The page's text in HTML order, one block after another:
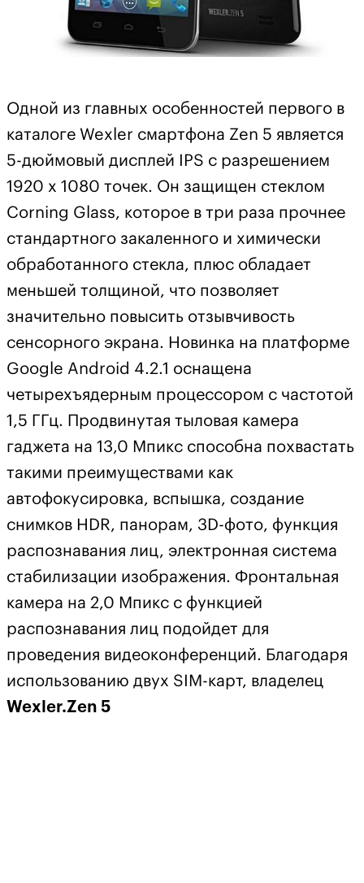
Одной из главных особенностей первого в
каталоге Wexler смартфона Zen 5 является
5-дюймовый дисплей IPS с разрешением
1920 х 1080 точек. Он защищен стеклом
Corning Glass, которое в три раза прочнее
стандартного закаленного и химически
обработанного стекла, плюс обладает
меньшей толщиной, что позволяет
значительно повысить отзывчивость
сенсорного экрана. Новинка на платформе
Google Android 4.2.1 оснащена
четырехъядерным процессором с частотой
1,5 ГГц. Продвинутая тыловая камера
гаджета на 13,0 Мпикс способна похвастать
такими преимуществами как
автофокусировка, вспышка, создание
снимков HDR, панорам, 3D-фото, функция
распознавания лиц, электронная система
стабилизации изображения. Фронтальная
камера на 2,0 Мпикс с функцией
распознавания лиц подойдет для
проведения видеоконференций. Благодаря
использованию двух SIM-карт, владелец
Wexler.Zen 5